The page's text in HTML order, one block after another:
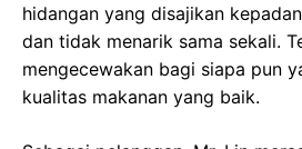
hidangan yang disajikan
dan tidak menarik sama sekali.
mengecewakan bagi siapa pun
kualitas makanan yang baik.